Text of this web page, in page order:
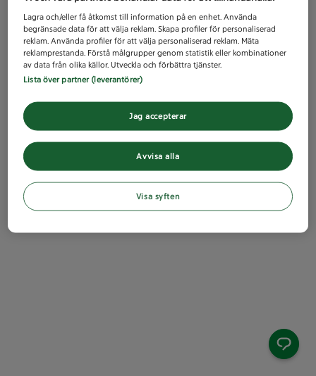
Lagra och/eller få åtkomst till information på en enhet. Använda
begränsade data för att välja reklam. Skapa profiler för personaliserad
reklam. Använda profiler för att välja personaliserad reklam. Mäta
reklamprestanda. Förstå målgrupper genom statistik eller kombinationer
av data från olika källor. Utveckla och förbättra tjänster.
Lista över partner (leverantörer)
Avvisa alla
Jag accepterar
Visa syften